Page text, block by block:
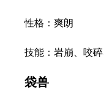
性格：爽朗
技能：岩崩、咬
袋兽